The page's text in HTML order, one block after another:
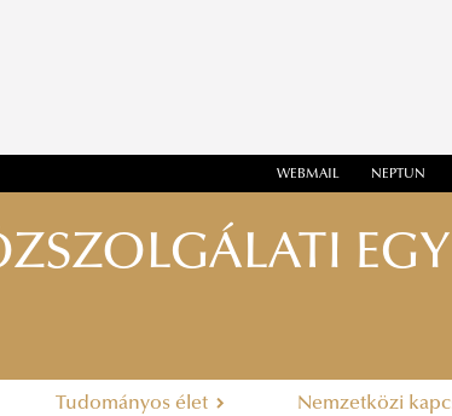
WEBMAIL NEPTUN
Tudományos élet Nemzetközi